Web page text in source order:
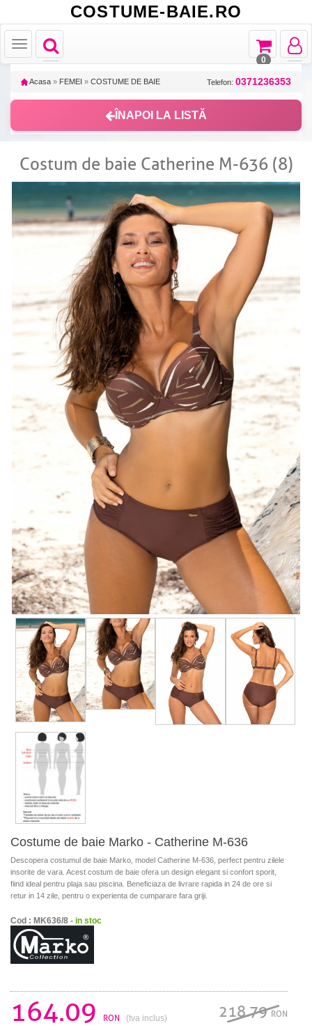
COSTUME-BAIE.RO
Toggle
navigation
Toggle
navigation
Toggle
Toggle
navigation
0
Acasa » FEMEI » COSTUME DE BAIE Telefon: 0371236353
ÎNAPOI LA LISTĂ
Costum de baie Catherine M-636 (8)
Costume de baie Marko - Catherine M-636
Descopera costumul de baie Marko, model Catherine M-636, perfect pentru zilele
insorite de vara. Acest costum de baie ofera un design elegant si confort sporit,
fiind ideal pentru plaja sau piscina. Beneficiaza de livrare rapida in 24 de ore si
retur in 14 zile, pentru o experienta de cumparare fara griji.
Cod : MK636/8 - in stoc
164.09 RON (tva inclus) 218.79RON